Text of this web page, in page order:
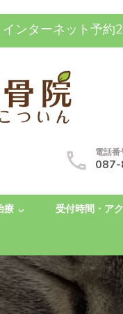
インターネット予約
坐骨神経
自費治療専門の整骨
電話番
療 受付時間・ア